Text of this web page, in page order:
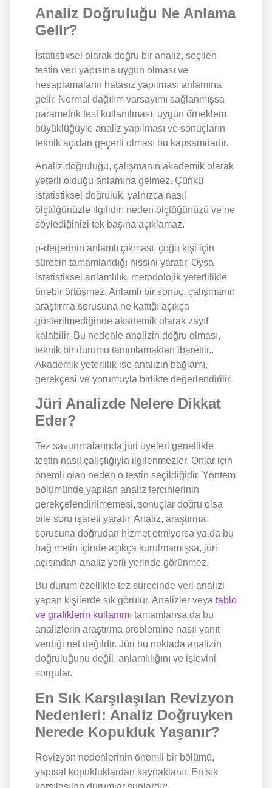
Analiz Doğruluğu Ne Anlama
Gelir?
İstatistiksel olarak doğru bir analiz, seçilen
testin veri yapısına uygun olması ve
hesaplamaların hatasız yapılması anlamına
gelir. Normal dağılım varsayımı sağlanmışsa
parametrik test kullanılması, uygun örneklem
büyüklüğüyle analiz yapılması ve sonuçların
teknik açıdan geçerli olması bu kapsamdadır.
Analiz doğruluğu, çalışmanın akademik olarak
yeterli olduğu anlamına gelmez. Çünkü
istatistiksel doğruluk, yalnızca nasıl
ölçtüğünüzle ilgilidir; neden ölçtüğünüzü ve ne
söylediğinizi tek başına açıklamaz.
p-değerinin anlamlı çıkması, çoğu kişi için
sürecin tamamlandığı hissini yaratır. Oysa
istatistiksel anlamlılık, metodolojik yeterlilikle
birebir örtüşmez. Anlamlı bir sonuç, çalışmanın
araştırma sorusuna ne kattığı açıkça
gösterilmediğinde akademik olarak zayıf
kalabilir. Bu nedenle analizin doğru olması,
teknik bir durumu tanımlamaktan ibarettir..
Akademik yeterlilik ise analizin bağlamı,
gerekçesi ve yorumuyla birlikte değerlendirilir.
Jüri Analizde Nelere Dikkat
Eder?
Tez savunmalarında jüri üyeleri genellikle
testin nasıl çalıştığıyla ilgilenmezler. Onlar için
önemli olan neden o testin seçildiğidir. Yöntem
bölümünde yapılan analiz tercihlerinin
gerekçelendirilmemesi, sonuçlar doğru olsa
bile soru işareti yaratır. Analiz, araştırma
sorusuna doğrudan hizmet etmiyorsa ya da bu
bağ metin içinde açıkça kurulmamışsa, jüri
açısından analiz yerli yerinde görünmez.
Bu durum özellikle tez sürecinde veri analizi
yapan kişilerde sık görülür. Analizler veya tablo
ve grafiklerin kullanımı tamamlansa da bu
analizlerin araştırma problemine nasıl yanıt
verdiği net değildir. Jüri bu noktada analizin
doğruluğunu değil, anlamlılığını ve işlevini
sorgular.
En Sık Karşılaşılan Revizyon
Nedenleri: Analiz Doğruyken
Nerede Kopukluk Yaşanır?
Revizyon nedenlerinin önemli bir bölümü,
yapısal kopukluklardan kaynaklanır. En sık